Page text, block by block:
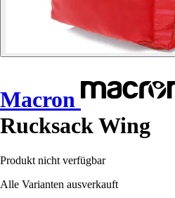
Macron
Rucksack Wing
Produkt nicht verfügbar
Alle Varianten ausverkauft